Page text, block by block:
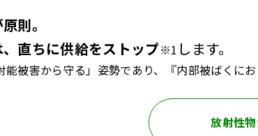
則。
直ちに供給をストップ※1 します。
能被害から守る」姿勢であり、『内部被ばくに
放射性